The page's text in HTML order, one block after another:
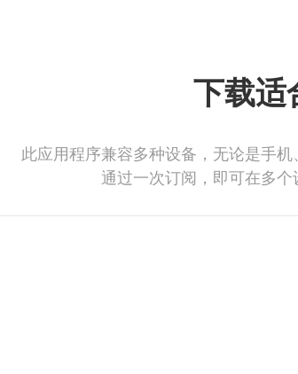
下载适
此应用程序兼容多种设备，无论是手
通过一次订阅，即可在多个